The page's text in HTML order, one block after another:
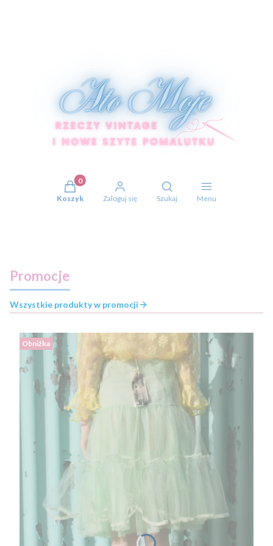
Produkty w koszyku: 0. Zobacz szczegóły
Koszyk Zaloguj się
Otwórz wyszukiwarkę
Szukaj Menu
Promocje
Wszystkie produkty w promocji
Obniżka